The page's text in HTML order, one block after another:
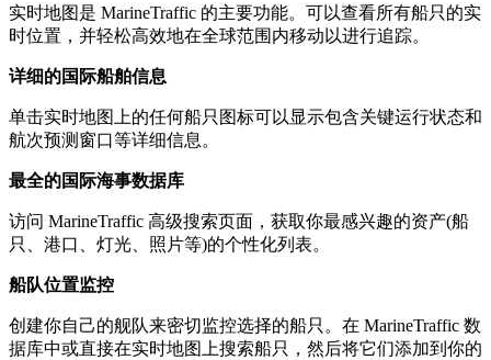
实时地图是 MarineTraffic 的主要功能。可以查看所有船只的实
时位置，并轻松高效地在全球范围内移动以进行追踪。
详细的国际船舶信息
单击实时地图上的任何船只图标可以显示包含关键运行状态和
航次预测窗口等详细信息。
最全的国际海事数据库
访问 MarineTraffic 高级搜索页面，获取你最感兴趣的资产(船
只、港口、灯光、照片等)的个性化列表。
船队位置监控
创建你自己的舰队来密切监控选择的船只。在 MarineTraffic 数
据库中或直接在实时地图上搜索船只，然后将它们添加到你的